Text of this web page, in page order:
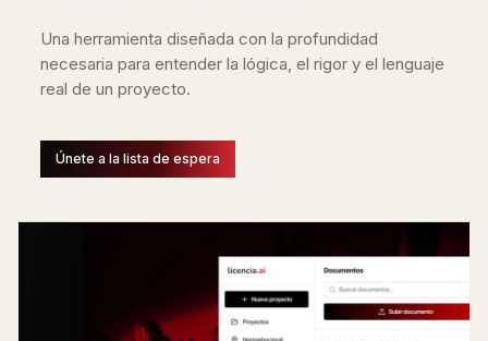
Una herramienta diseñada con la profundidad
necesaria para entender la lógica, el rigor y el lenguaje
real de un proyecto.
Únete a la lista de espera